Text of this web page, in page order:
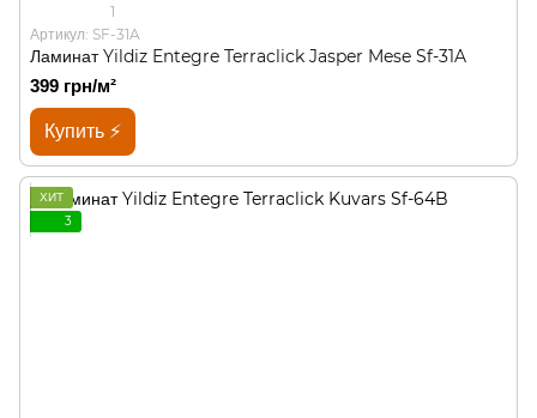
1
Артикул: SF-31A
Ламинат Yildiz Entegre Terraclick Jasper Mese Sf-31A
399 грн/м²
Купить ⚡
ХИТ
3